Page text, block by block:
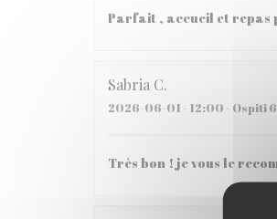
Parfait , accueil et
Sabria C
2026-06-01 - 12:00 - Ospiti 6
Très bon ! je vous le